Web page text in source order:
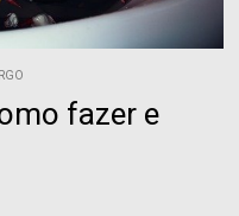
fazer e